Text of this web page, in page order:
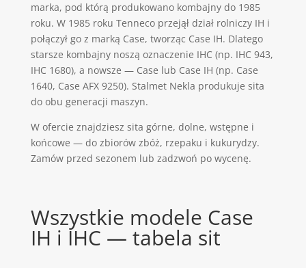
marka, pod którą produkowano kombajny do 1985
roku. W 1985 roku Tenneco przejął dział rolniczy IH i
połączył go z marką Case, tworząc Case IH. Dlatego
starsze kombajny noszą oznaczenie IHC (np. IHC 943,
IHC 1680), a nowsze — Case lub Case IH (np. Case
1640, Case AFX 9250). Stalmet Nekla produkuje sita
do obu generacji maszyn.
W ofercie znajdziesz sita górne, dolne, wstępne i
końcowe — do zbiorów zbóż, rzepaku i kukurydzy.
Zamów przed sezonem lub zadzwoń po wycenę.
Wszystkie modele Case
IH i IHC — tabela sit